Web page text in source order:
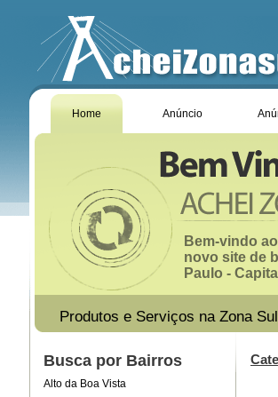
Home Anúncio
Bem-vindo
novo site de
Paulo -
Produtos e Serviços na Zona Sul
Busca por Bairros
Alto da Boa Vista